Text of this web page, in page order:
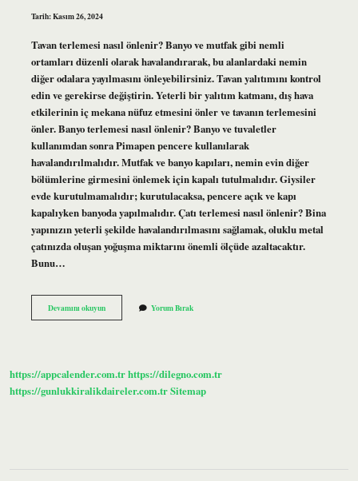
Tarih: Kasım 26, 2024
Tavan terlemesi nasıl önlenir? Banyo ve mutfak gibi nemli
ortamları düzenli olarak havalandırarak, bu alanlardaki nemin
diğer odalara yayılmasını önleyebilirsiniz. Tavan yalıtımını kontrol
edin ve gerekirse değiştirin. Yeterli bir yalıtım katmanı, dış hava
etkilerinin iç mekana nüfuz etmesini önler ve tavanın terlemesini
önler. Banyo terlemesi nasıl önlenir? Banyo ve tuvaletler
kullanımdan sonra Pimapen pencere kullanılarak
havalandırılmalıdır. Mutfak ve banyo kapıları, nemin evin diğer
bölümlerine girmesini önlemek için kapalı tutulmalıdır. Giysiler
evde kurutulmamalıdır; kurutulacaksa, pencere açık ve kapı
kapalıyken banyoda yapılmalıdır. Çatı terlemesi nasıl önlenir? Bina
yapınızın yeterli şekilde havalandırılmasını sağlamak, oluklu metal
çatınızda oluşan yoğuşma miktarını önemli ölçüde azaltacaktır.
Bunu…
Devamını okuyunBanyo
Tavanı
Yorum Bırak
https://appcalender.com.trhttps://dilegno.com.tr
https://gunlukkiralikdaireler.com.trSitemap